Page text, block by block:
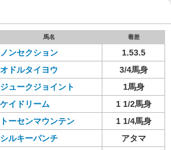
馬名 着差
ノンセクション
1.53.5
オドルタイヨウ
3/4馬身
ジュークジョイント
1馬身
ケイドリーム
1 1/2馬身
トーセンマウンテン
1 1/4馬身
シルキーパンチ
アタマ